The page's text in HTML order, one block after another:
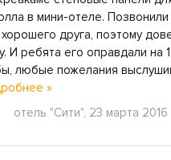
в мини-отеле. Позвонили
друга, поэтому
И ребята его оправдали на
любые пожелания
»
отель "Сити", 23 марта 2016